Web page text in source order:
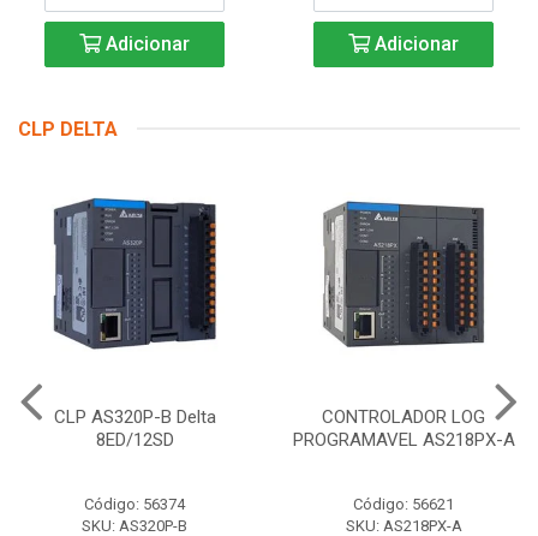
Adicionar Adicionar
CLP DELTA
CLP AS320P-B Delta
8ED/12SD
Código: 56374
SKU: AS320P-B
CONTROLADOR LOG
PROGRAMAVEL AS218PX-A
Código: 56621
SKU: AS218PX-A